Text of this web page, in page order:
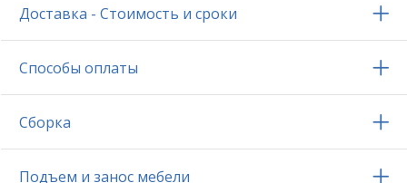
Доставка - Стоимость и сроки
Способы оплаты
Сборка
Подъем и занос мебели